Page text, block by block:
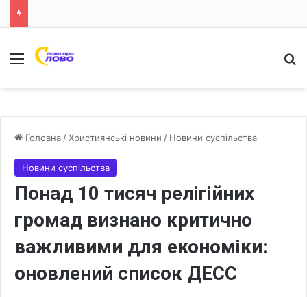
Меню
Головна /Християнські новини / Новини суспільства
Новини суспільства
Понад 10 тисяч релігійних
громад визнано критично
важливими для економіки:
оновлений список ДЕСС